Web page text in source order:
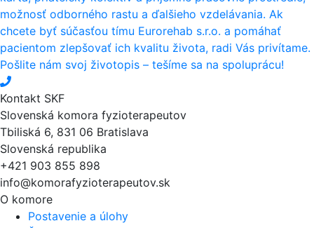
možnosť odborného rastu a ďalšieho vzdelávania. Ak
chcete byť súčasťou tímu Eurorehab s.r.o. a pomáhať
pacientom zlepšovať ich kvalitu života, radi Vás privítame.
Pošlite nám svoj životopis – tešíme sa na spoluprácu!
Kontakt SKF
Slovenská komora fyzioterapeutov
Tbiliská 6, 831 06 Bratislava
Slovenská republika
+421 903 855 898
info@komorafyzioterapeutov.sk
O komore
Postavenie a úlohy